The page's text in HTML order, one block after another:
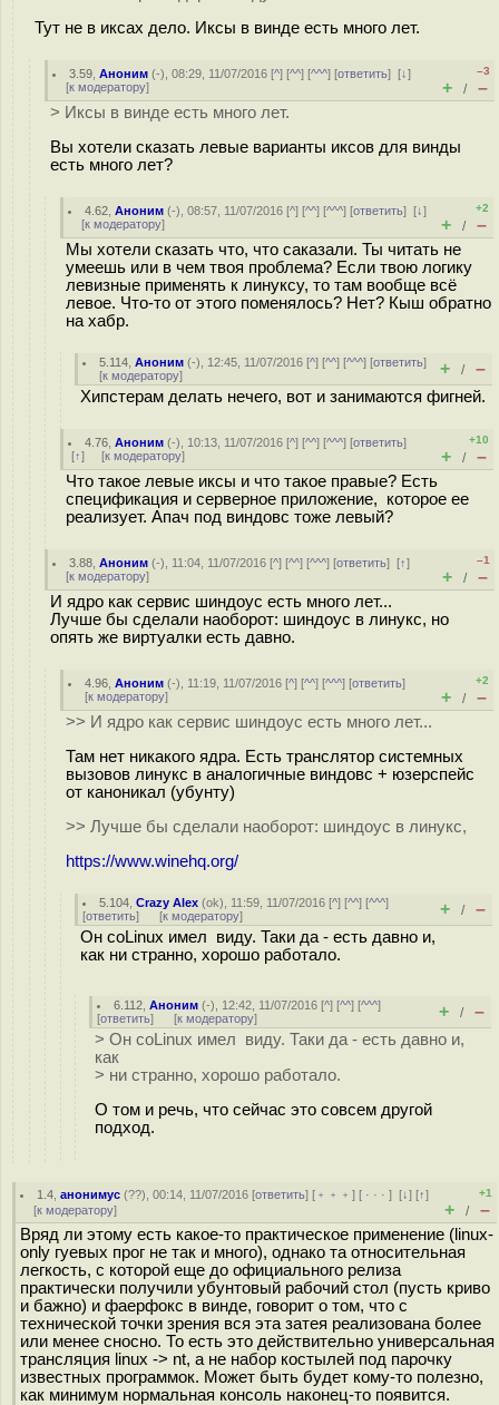
Тут не в иксах дело. Иксы в винде есть много лет.
3.59 ,Аноним (-), 08:29, 11/07/2016 [^] [^^] [^^^] [ответить][↓]
[к модератору]
–3
+ / –
> Иксы в винде есть много лет.
Вы хотели сказать левые варианты иксов для винды
есть много лет?
4.62 ,Аноним (-), 08:57, 11/07/2016 [^] [^^] [^^^] [ответить][↓]
[к модератору]
+2
+ / –
Мы хотели сказать что, что саказали. Ты читать не
умеешь или в чем твоя проблема? Если твою логику
левизные применять к линуксу, то там вообще всё
левое. Что-то от этого поменялось? Нет? Кыш обратно
на хабр.
5.114 ,Аноним (-), 12:45, 11/07/2016 [^] [^^] [^^^] [ответить]
[к модератору] + / –
Хипстерам делать нечего, вот и занимаются фигней.
4.76 ,Аноним (-), 10:13, 11/07/2016 [^] [^^] [^^^] [ответить]
[↑] [к модератору]
+10
+ / –
Что такое левые иксы и что такое правые? Есть
спецификация и серверное приложение, которое ее
реализует. Апач под виндовс тоже левый?
3.88 ,Аноним (-), 11:04, 11/07/2016 [^] [^^] [^^^] [ответить][↑]
[к модератору]
–1
+ / –
И ядро как сервис шиндоус есть много лет...
Лучше бы сделали наоборот: шиндоус в линукс, но
опять же виртуалки есть давно.
4.96 ,Аноним (-), 11:19, 11/07/2016 [^] [^^] [^^^] [ответить]
[к модератору]
+2
+ / –
>> И ядро как сервис шиндоус есть много лет...
Там нет никакого ядра. Есть транслятор системных
вызовов линукс в аналогичные виндовс + юзерспейс
от каноникал (убунту)
>> Лучше бы сделали наоборот: шиндоус в линукс,
https://www.winehq.org/
5.104 ,Crazy Alex (ok), 11:59, 11/07/2016 [^] [^^] [^^^]
[ответить] [к модератору] + / –
Он coLinux имел виду. Таки да - есть давно и,
как ни странно, хорошо работало.
6.112 ,Аноним (-), 12:42, 11/07/2016 [^] [^^] [^^^]
[ответить] [к модератору] + / –
> Он coLinux имел виду. Таки да - есть давно и,
как
> ни странно, хорошо работало.
О том и речь, что сейчас это совсем другой
подход.
1.4 ,анонимус (??), 00:14, 11/07/2016 [ответить] [ ﹢﹢﹢] [ · · ·][↓] [↑]
[к модератору]
+1
+ / –
Вряд ли этому есть какое-то практическое применение (linux-
only гуевых прог не так и много), однако та относительная
легкость, с которой еще до официального релиза
практически получили убунтовый рабочий стол (пусть криво
и бажно) и фаерфокс в винде, говорит о том, что с
технической точки зрения вся эта затея реализована более
или менее сносно. То есть это действительно универсальная
трансляция linux -> nt, а не набор костылей под парочку
известных программок. Может быть будет кому-то полезно,
как минимум нормальная консоль наконец-то появится.